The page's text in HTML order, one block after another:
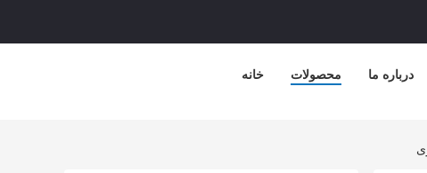
خانه محصولات درباره ما